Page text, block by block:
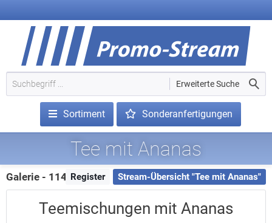
Sortiment Sonderanfertigungen
Erweiterte Suche
Tee mit Ananas
Galerie - 114 Treffer
Register Stream-Übersicht "Tee mit Ananas"
Teemischungen mit Ananas